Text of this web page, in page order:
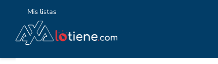
Mis listas